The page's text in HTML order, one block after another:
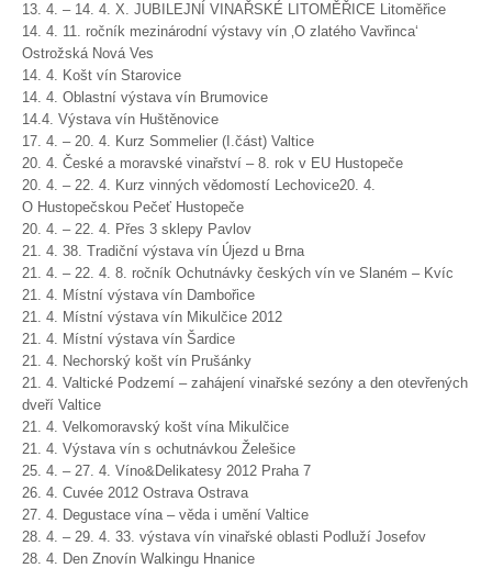
13. 4. – 14. 4. X. JUBILEJNÍ VINAŘSKÉ LITOMĚŘICE Litoměřice
14. 4. 11. ročník mezinárodní výstavy vín ‚O zlatého Vavřinca‘
Ostrožská Nová Ves
14. 4. Košt vín Starovice
14. 4. Oblastní výstava vín Brumovice
14.4. Výstava vín Huštěnovice
17. 4. – 20. 4. Kurz Sommelier (I.část) Valtice
20. 4. České a moravské vinařství – 8. rok v EU Hustopeče
20. 4. – 22. 4. Kurz vinných vědomostí Lechovice20. 4.
O Hustopečskou Pečeť Hustopeče
20. 4. – 22. 4. Přes 3 sklepy Pavlov
21. 4. 38. Tradiční výstava vín Újezd u Brna
21. 4. – 22. 4. 8. ročník Ochutnávky českých vín ve Slaném – Kvíc
21. 4. Místní výstava vín Dambořice
21. 4. Místní výstava vín Mikulčice 2012
21. 4. Místní výstava vín Šardice
21. 4. Nechorský košt vín Prušánky
21. 4. Valtické Podzemí – zahájení vinařské sezóny a den otevřených
dveří Valtice
21. 4. Velkomoravský košt vína Mikulčice
21. 4. Výstava vín s ochutnávkou Želešice
25. 4. – 27. 4. Víno&Delikatesy 2012 Praha 7
26. 4. Cuvée 2012 Ostrava Ostrava
27. 4. Degustace vína – věda i umění Valtice
28. 4. – 29. 4. 33. výstava vín vinařské oblasti Podluží Josefov
28. 4. Den Znovín Walkingu Hnanice